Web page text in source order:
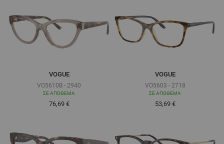
VOGUE
VO5610B - 2940
ΣΕ ΑΠΌΘΕΜΑ
Τόσο χαμηλά όσο
76,69 €
VOGUE
VO5603 - 2718
ΣΕ ΑΠΌΘΕΜΑ
Τόσο χαμηλά όσο
53,69 €